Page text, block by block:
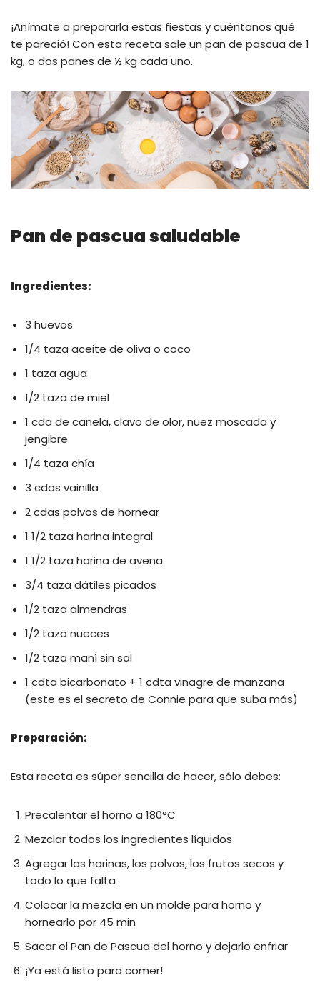
¡Anímate a prepararla estas fiestas y cuéntanos qué
te pareció! Con esta receta sale un pan de pascua de 1
kg, o dos panes de ½ kg cada uno.
Pan de pascua saludable
Ingredientes:
3 huevos
1/4 taza aceite de oliva o coco
1 taza agua
1/2 taza de miel
1 cda de canela, clavo de olor, nuez moscada y
jengibre
1/4 taza chía
3 cdas vainilla
2 cdas polvos de hornear
1 1/2 taza harina integral
1 1/2 taza harina de avena
3/4 taza dátiles picados
1/2 taza almendras
1/2 taza nueces
1/2 taza maní sin sal
1 cdta bicarbonato + 1 cdta vinagre de manzana
(este es el secreto de Connie para que suba más)
Preparación:
Esta receta es súper sencilla de hacer, sólo debes:
Precalentar el horno a 180°C
Mezclar todos los ingredientes líquidos
Agregar las harinas, los polvos, los frutos secos y
todo lo que falta
Colocar la mezcla en un molde para horno y
hornearlo por 45 min
Sacar el Pan de Pascua del horno y dejarlo enfriar
¡Ya está listo para comer!